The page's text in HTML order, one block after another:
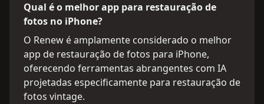
Qual é o melhor app para restauração de
fotos no iPhone?
O Renew é amplamente considerado o melhor
app de restauração de fotos para iPhone,
oferecendo ferramentas abrangentes com IA
projetadas especificamente para restauração de
fotos vintage.